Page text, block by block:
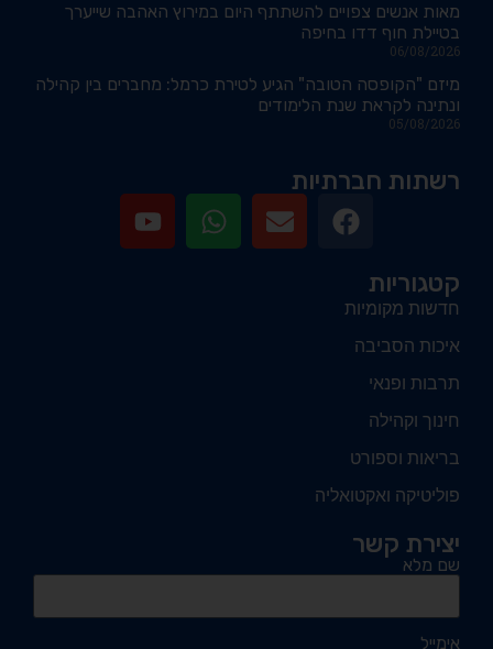
מאות אנשים צפויים להשתתף היום במירוץ האהבה שייערך
בטיילת חוף דדו בחיפה
06/08/2026
מיזם "הקופסה הטובה" הגיע לטירת כרמל: מחברים בין קהילה
ונתינה לקראת שנת הלימודים
05/08/2026
רשתות חברתיות
קטגוריות
חדשות מקומיות
איכות הסביבה
תרבות ופנאי
חינוך וקהילה
בריאות וספורט
פוליטיקה ואקטואליה
יצירת קשר
שם מלא
אימייל